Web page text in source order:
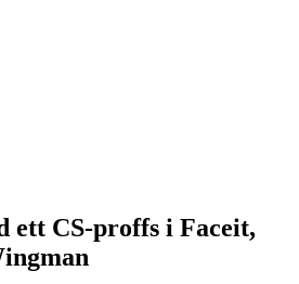
ett CS-proffs i Faceit,